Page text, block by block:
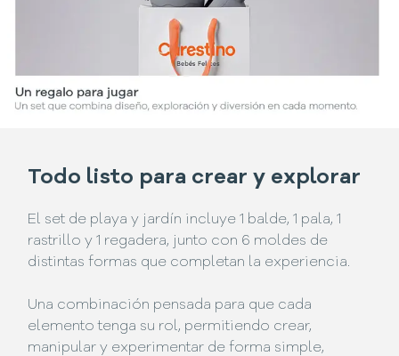
Todo listo para crear y explorar
El set de playa y jardín incluye 1 balde, 1 pala, 1
rastrillo y 1 regadera, junto con 6 moldes de
distintas formas que completan la experiencia.
Una combinación pensada para que cada
elemento tenga su rol, permitiendo crear,
manipular y experimentar de forma simple,